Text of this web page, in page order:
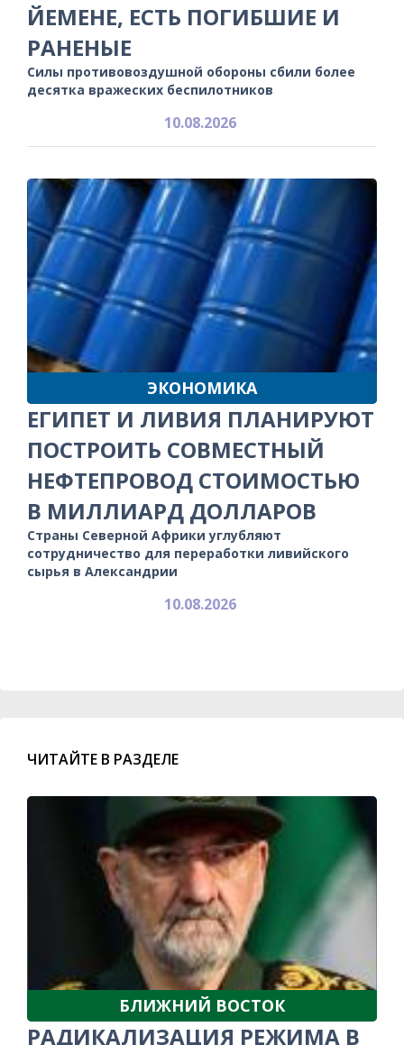
ЙЕМЕНЕ, ЕСТЬ ПОГИБШИЕ И
РАНЕНЫЕ
Силы противовоздушной обороны сбили более
десятка вражеских беспилотников
10.08.2026
ЭКОНОМИКА
ЕГИПЕТ И ЛИВИЯ ПЛАНИРУЮТ
ПОСТРОИТЬ СОВМЕСТНЫЙ
НЕФТЕПРОВОД СТОИМОСТЬЮ
В МИЛЛИАРД ДОЛЛАРОВ
Страны Северной Африки углубляют
сотрудничество для переработки ливийского
сырья в Александрии
10.08.2026
ЧИТАЙТЕ В РАЗДЕЛЕ
БЛИЖНИЙ ВОСТОК
РАДИКАЛИЗАЦИЯ РЕЖИМА В